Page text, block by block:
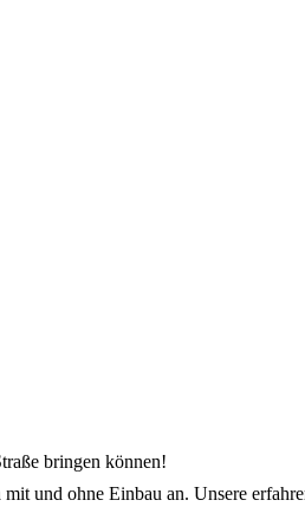
bringen können!
mit und ohne Einbau an. Unsere